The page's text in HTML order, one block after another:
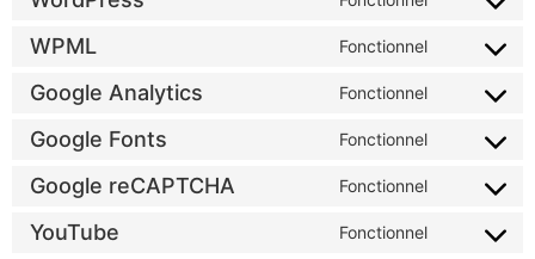
WPML Fonctionnel
Google Analytics Fonctionnel
Google Fonts Fonctionnel
Google reCAPTCHA Fonctionnel
YouTube Fonctionnel